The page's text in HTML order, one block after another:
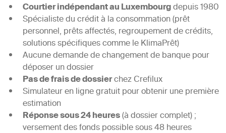
Courtier indépendant au Luxembourgdepuis 1980
Spécialiste du crédit à la consommation (prêt
personnel, prêts affectés, regroupement de crédits,
solutions spécifiques comme le KlimaPrêt)
Aucune demande de changement de banque pour
déposer un dossier
Pas de frais de dossierchez Crefilux
Simulateur en ligne gratuit pour obtenir une première
estimation
Réponse sous 24 heures(à dossier complet) ;
versement des fonds possible sous 48 heures